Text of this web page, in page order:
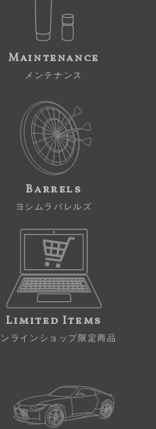
Maintenance
メンテナンス
Barrels
ヨシムラバレルズ
Limited Items
ンラインショップ限定商品